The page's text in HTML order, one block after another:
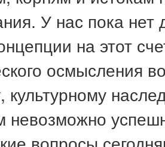
У нас пока нет
на этот
осмысления
невозможно